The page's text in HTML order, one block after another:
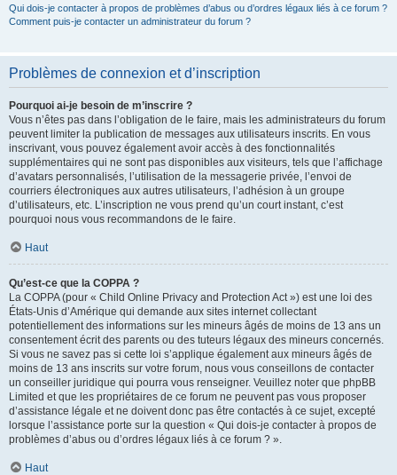
Qui dois-je contacter à propos de problèmes d’abus ou d’ordres légaux liés à ce forum ?
Comment puis-je contacter un administrateur du forum ?
Problèmes de connexion et d’inscription
Pourquoi ai-je besoin de m’inscrire ?
Vous n’êtes pas dans l’obligation de le faire, mais les administrateurs du forum
peuvent limiter la publication de messages aux utilisateurs inscrits. En vous
inscrivant, vous pouvez également avoir accès à des fonctionnalités
supplémentaires qui ne sont pas disponibles aux visiteurs, tels que l’affichage
d’avatars personnalisés, l’utilisation de la messagerie privée, l’envoi de
courriers électroniques aux autres utilisateurs, l’adhésion à un groupe
d’utilisateurs, etc. L’inscription ne vous prend qu’un court instant, c’est
pourquoi nous vous recommandons de le faire.
Haut
Qu’est-ce que la COPPA ?
La COPPA (pour « Child Online Privacy and Protection Act ») est une loi des
États-Unis d’Amérique qui demande aux sites internet collectant
potentiellement des informations sur les mineurs âgés de moins de 13 ans un
consentement écrit des parents ou des tuteurs légaux des mineurs concernés.
Si vous ne savez pas si cette loi s’applique également aux mineurs âgés de
moins de 13 ans inscrits sur votre forum, nous vous conseillons de contacter
un conseiller juridique qui pourra vous renseigner. Veuillez noter que phpBB
Limited et que les propriétaires de ce forum ne peuvent pas vous proposer
d’assistance légale et ne doivent donc pas être contactés à ce sujet, excepté
lorsque l’assistance porte sur la question « Qui dois-je contacter à propos de
problèmes d’abus ou d’ordres légaux liés à ce forum ? ».
Haut